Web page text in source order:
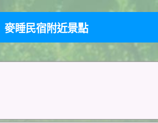
麥睡民宿附近景點